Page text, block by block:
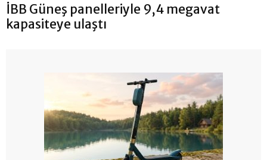
İBB Güneş panelleriyle 9,4 megavat
kapasiteye ulaştı